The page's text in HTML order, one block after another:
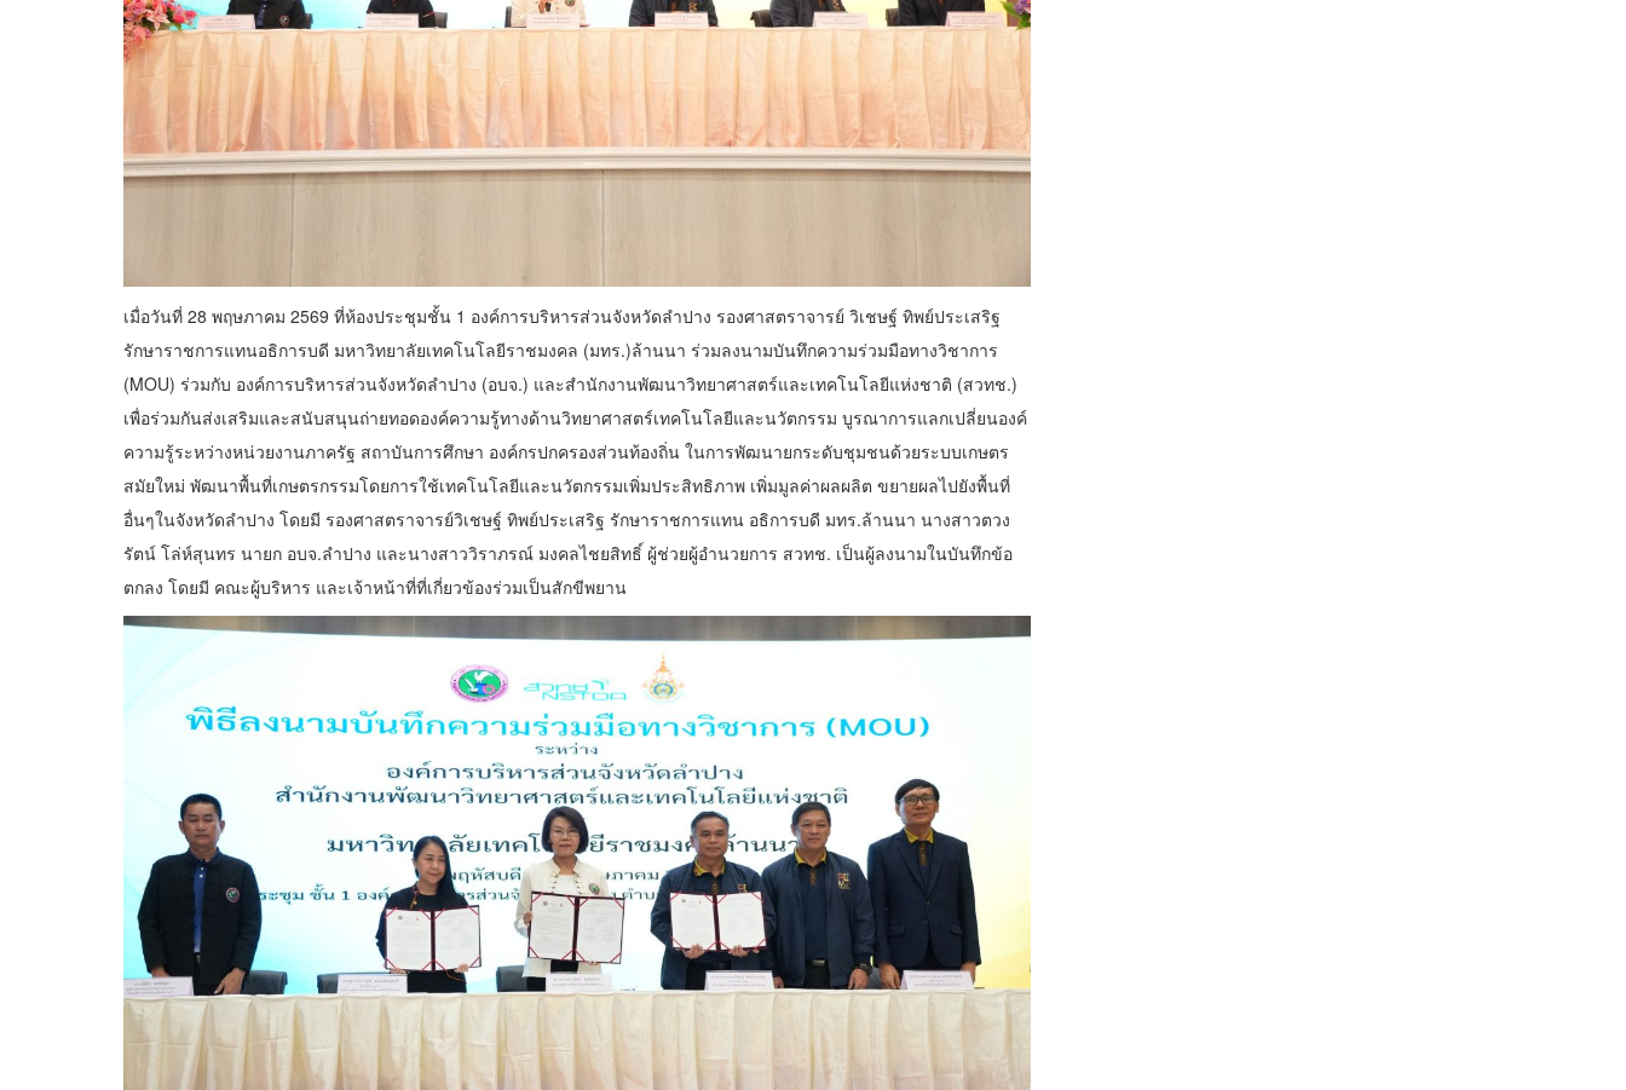
เมื่อวันที่ 28 พฤษภาคม 2569 ที่ห้องประชุมชั้น 1 องค์การบริหารส่วนจังหวัดลำปาง รองศาสตราจารย์ วิเชษฐ์ ทิพย์ประเสริฐ
รักษาราชการแทนอธิการบดี มหาวิทยาลัยเทคโนโลยีราชมงคล (มทร.)ล้านนา ร่วมลงนามบันทึกความร่วมมือทางวิชาการ
(MOU) ร่วมกับ องค์การบริหารส่วนจังหวัดลำปาง (อบจ.) และสำนักงานพัฒนาวิทยาศาสตร์และเทคโนโลยีแห่งชาติ (สวทช.)
เพื่อร่วมกันส่งเสริมและสนับสนุนถ่ายทอดองค์ความรู้ทางด้านวิทยาศาสตร์เทคโนโลยีและนวัตกรรม บูรณาการแลกเปลี่ยนองค์
ความรู้ระหว่างหน่วยงานภาครัฐ สถาบันการศึกษา องค์กรปกครองส่วนท้องถิ่น ในการพัฒนายกระดับชุมชนด้วยระบบเกษตร
สมัยใหม่ พัฒนาพื้นที่เกษตรกรรมโดยการใช้เทคโนโลยีและนวัตกรรมเพิ่มประสิทธิภาพ เพิ่มมูลค่าผลผลิต ขยายผลไปยังพื้นที่
อื่นๆในจังหวัดลำปาง โดยมี รองศาสตราจารย์วิเชษฐ์ ทิพย์ประเสริฐ รักษาราชการแทน อธิการบดี มทร.ล้านนา นางสาวตวง
รัตน์ โล่ห์สุนทร นายก อบจ.ลำปาง และนางสาววิราภรณ์ มงคลไชยสิทธิ์ ผู้ช่วยผู้อำนวยการ สวทช. เป็นผู้ลงนามในบันทึกข้อ
ตกลง โดยมี คณะผู้บริหาร และเจ้าหน้าที่ที่เกี่ยวข้องร่วมเป็นสักขีพยาน